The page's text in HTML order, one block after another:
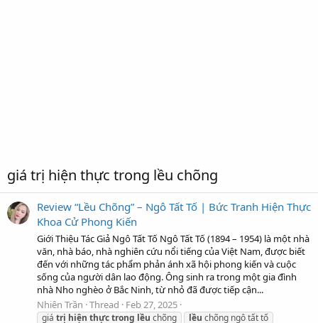
giá trị hiện thực trong lều chõng
Review “Lều Chõng” – Ngô Tất Tố | Bức Tranh Hiện Thực
Khoa Cử Phong Kiến
Giới Thiệu Tác Giả Ngô Tất Tố Ngô Tất Tố (1894 – 1954) là một nhà
văn, nhà báo, nhà nghiên cứu nổi tiếng của Việt Nam, được biết
đến với những tác phẩm phản ánh xã hội phong kiến và cuộc
sống của người dân lao động. Ông sinh ra trong một gia đình
nhà Nho nghèo ở Bắc Ninh, từ nhỏ đã được tiếp cận...
Nhiên Trần Thread Feb 27, 2025
giá trị hiện thựctrong lều chõng lều chõng ngô tất tố